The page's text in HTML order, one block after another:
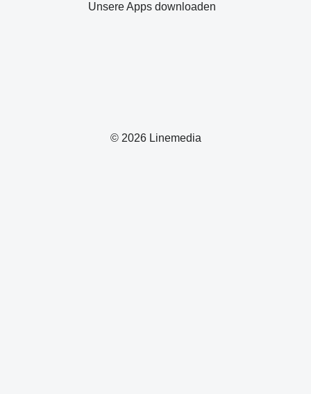
© 2026 Linemedia
Unsere Apps downloaden